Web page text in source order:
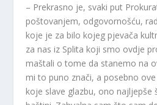
– Prekrasno je, svaki put
poštovanjem, odgovornošću,
koje je za bilo kojeg pjevača
za nas iz Splita koji smo ovdje
maštali o tome da stanemo na
mi to puno znači, a posebno
koje slave glazbu, ono